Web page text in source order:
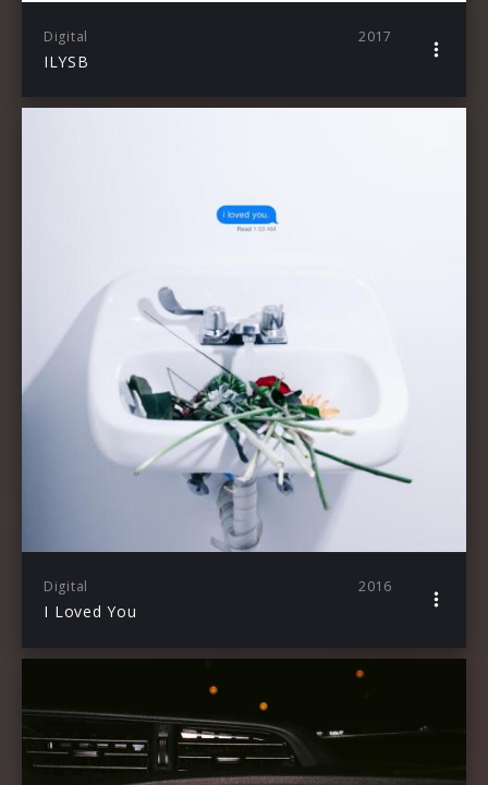
Digital 2017
ILYSB
Digital 2016
I Loved You